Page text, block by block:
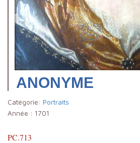
ANONYME
Catégorie: Portraits
Année : 1701
PC.713